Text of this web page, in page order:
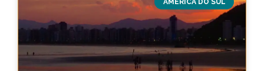
AMÉRICA DO SUL